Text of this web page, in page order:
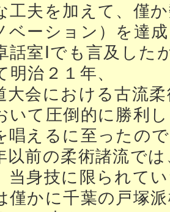
工夫を加えて、僅
ベーション）を達
話室Ⅰでも言及した
明治２１年、
大会における古流
いて圧倒的に勝利
唱えるに至ったの
以前の柔術諸流で
当身技に限られて
僅かに千葉の戸塚